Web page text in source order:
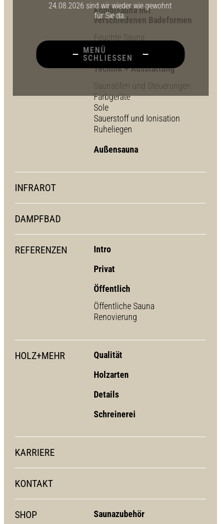
Kombisauna mit
verschiedenen Badeformen
Feuchte Sauna
Sauna mit Infrarot
Technik + Ausstattung
Saunaöfen und Steuerungen
Farbgeräte
Sole
Sauerstoff und Ionisation
Ruheliegen
Außensauna
INFRAROT
DAMPFBAD
REFERENZEN
Intro
Privat
Öffentlich
Öffentliche Sauna
Renovierung
HOLZ+MEHR
Qualität
Holzarten
Details
Schreinerei
KARRIERE
KONTAKT
SHOP
Saunazubehör
24.08.2026 sind wir wieder wie gewohnt
für Sie da.
MENÜ
SCHLIESSEN